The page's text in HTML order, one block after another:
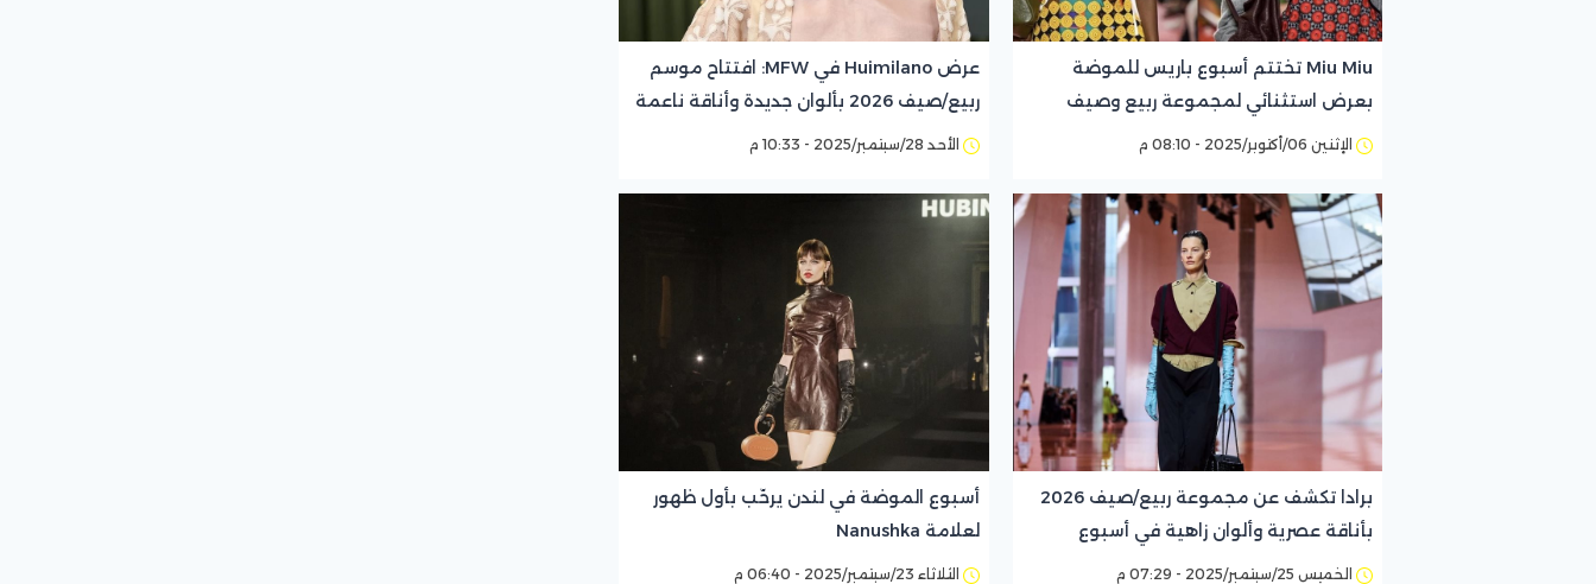
Miu Miu تختتم أسبوع باريس للموضة
بعرض استثنائي لمجموعة ربيع وصيف
2026الإثنين 06/أكتوبر/2025 - 08:10 م
عرض Huimilano في MFW: افتتاح موسم
ربيع/صيف 2026 بألوان جديدة وأناقة ناعمة
الأحد 28/سبتمبر/2025 - 10:33 م
برادا تكشف عن مجموعة ربيع/صيف 2026
بأناقة عصرية وألوان زاهية في أسبوع
الموضة بميلانو
الخميس 25/سبتمبر/2025 - 07:29 م
أسبوع الموضة في لندن يرحّب بأول ظهور
لعلامة Nanushka
الثلاثاء 23/سبتمبر/2025 - 06:40 م